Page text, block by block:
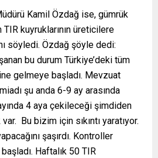
Kamil Özdağ ise, gümrük
TIR kuyruklarının üreticilere
söyledi. Özdağ şöyle dedi:
bu durum Türkiye’deki tüm
gelmeye başladı. Mevzuat
şu anda 6-9 ay arasında
4 aya çekileceği şimdiden
Bu bizim için sıkıntı yaratıyor.
şaşırdı. Kontroller
Haftalık 50 TIR